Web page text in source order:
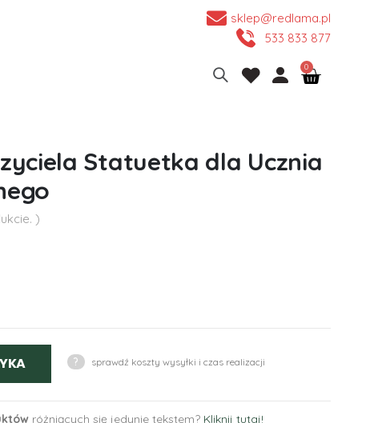
sklep@redlama.pl
533 833 877
Statuetka dla Ucznia
)
? sprawdź koszty wysyłki i czas realizacji
różniących się jedynie tekstem? Kliknij tutaj!